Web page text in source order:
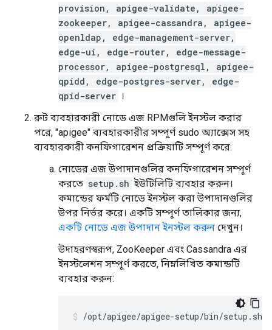
provision, apigee-validate, apigee-
zookeeper, apigee-cassandra, apigee-
openldap, edge-management-server,
edge-ui, edge-router, edge-message-
processor, apigee-postgresql, apigee-
qpidd, edge-postgres-server, edge-
qpid-server ।
রুট ব্যবহারকারী নোডে এজ RPMগুলি ইনস্টল করার
পরে, "apigee" ব্যবহারকারীর সম্পূর্ণ sudo অ্যাক্সেস সহ
ব্যবহারকারী কনফিগারেশন প্রক্রিয়াটি সম্পূর্ণ করে:
নোডের এজ উপাদানগুলির কনফিগারেশন সম্পূর্ণ
করতে setup.sh ইউটিলিটি ব্যবহার করুন।
কমান্ডের ফর্মটি নোডে ইনস্টল করা উপাদানগুলির
উপর নির্ভর করে। একটি সম্পূর্ণ তালিকার জন্য,
একটি নোডে এজ উপাদান ইনস্টল করুন দেখুন।
উদাহরণস্বরূপ, ZooKeeper এবং Cassandra এর
ইনস্টলেশন সম্পূর্ণ করতে, নিম্নলিখিত কমান্ডটি
ব্যবহার করুন:
/opt/apigee/apigee-setup/bin/